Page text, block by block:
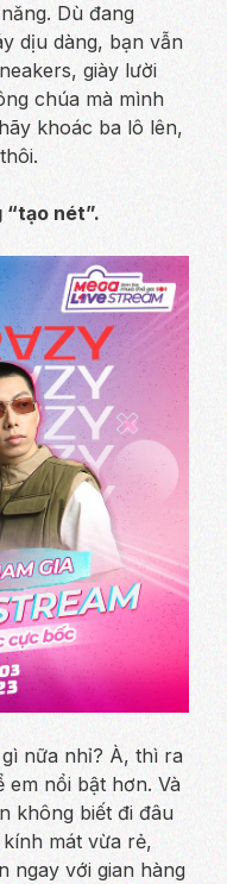
Dù đang
dịu dàng, bạn vẫn
giày lười
chúa mà mình
khoác ba lô lên,
“tạo nét”.
nữa nhỉ? À, thì ra
em nổi bật hơn. Và
không biết đi đâu
mát vừa rẻ,
ngay với gian hàng